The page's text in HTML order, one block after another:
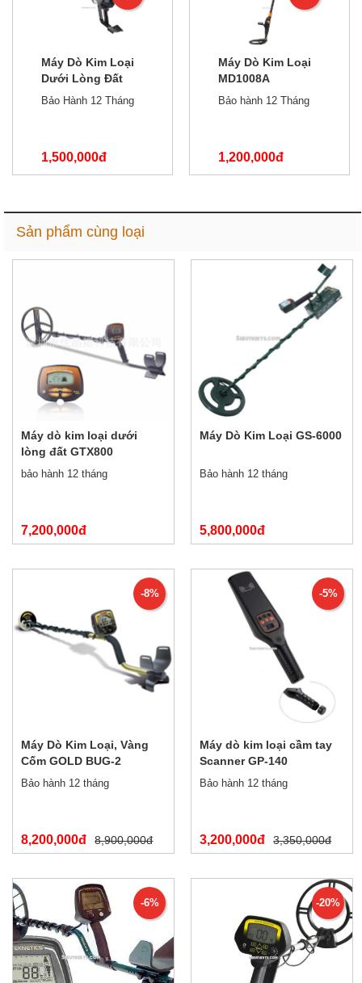
Máy Dò Kim Loại
Dưới Lòng Đất
GoSport MD4030
Bảo Hành 12 Tháng
1,500,000đ
1,900,000đ
Máy Dò Kim Loại
MD1008A
Bảo hành 12 Tháng
1,200,000đ
1,600,000đ
Sản phẩm cùng loại
Máy dò kim loại dưới
lòng đất GTX800
bảo hành 12 tháng
7,200,000đ
Máy Dò Kim Loại GS-6000
Bảo hành 12 tháng
5,800,000đ
-8%
Máy Dò Kim Loại, Vàng
Cốm GOLD BUG-2
Bảo hành 12 tháng
8,200,000đ 8,900,000đ
-5%
Máy dò kim loại cầm tay
Scanner GP-140
Bảo hành 12 tháng
3,200,000đ 3,350,000đ
-6% -20%